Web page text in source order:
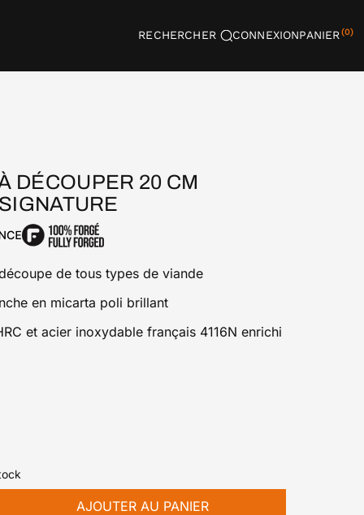
RECHERCHER CONNEXIONPANIER (0)
DÉCOUPER 20 CM
de tous types de viande
en micarta poli brillant
et acier inoxydable français 4116N enrichi
AJOUTER AU PANIER